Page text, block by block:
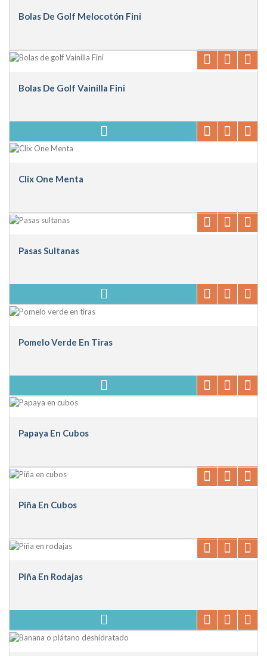
Bolas De Golf Melocotón Fini
Bolas De Golf Vainilla Fini
Clix One Menta
Pasas Sultanas
Pomelo Verde En Tiras
Papaya En Cubos
Piña En Cubos
Piña En Rodajas